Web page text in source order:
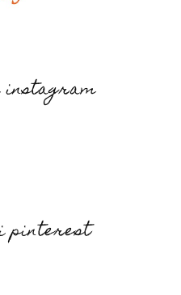
pinterest